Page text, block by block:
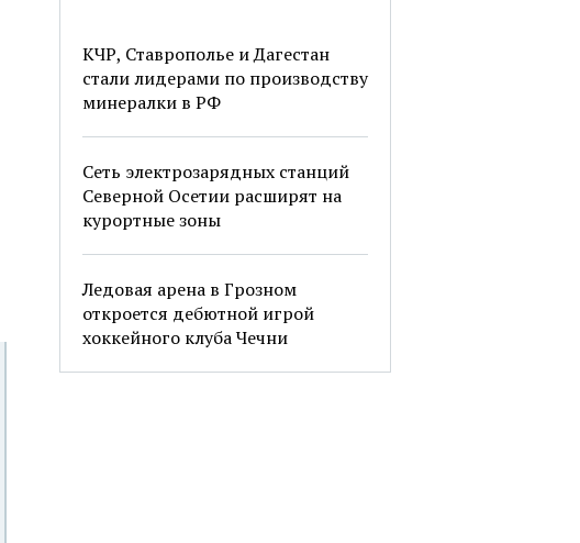
КЧР, Ставрополье и Дагестан
стали лидерами по производству
минералки в РФ
Сеть электрозарядных станций
Северной Осетии расширят на
курортные зоны
Ледовая арена в Грозном
откроется дебютной игрой
хоккейного клуба Чечни